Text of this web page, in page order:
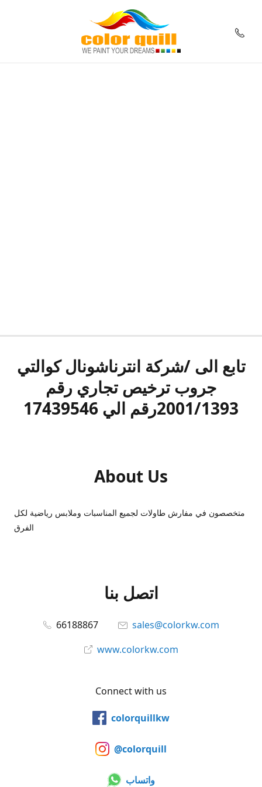
تابع الى /شركة انترناشونال كوالتي
جروب ترخيص تجاري رقم
2001/1393رقم الي 17439546
About Us
متخصصون في مفارش طاولات لجميع المناسبات وملابس رياضية لكل
الفرق
اتصل بنا
66188867
sales@colorkw.com
www.colorkw.com
Connect with us
colorquillkw
@colorquill
واتساب